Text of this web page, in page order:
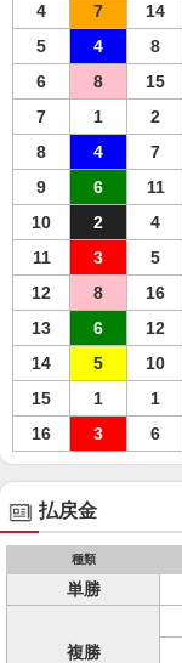
4
7 14
5
4 8
6
8 15
7
1 2
8
4 7
9
6 11
10
2 4
11
3 5
12
8 16
13
6 12
14
5 10
15
1 1
16
3 6
払戻金
種類
単勝
複勝